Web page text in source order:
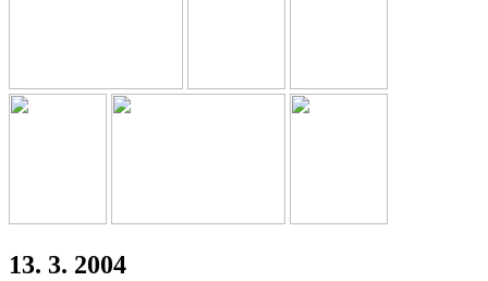
13. 3. 2004